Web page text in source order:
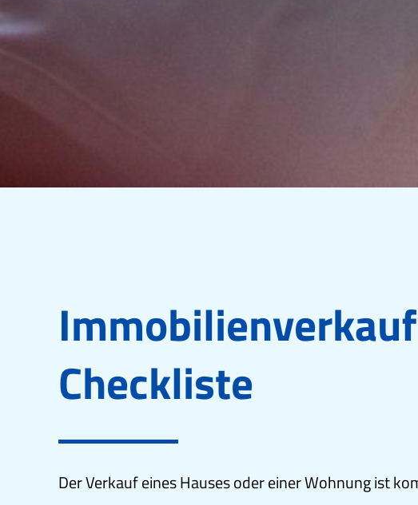
Checkliste
Der Verkauf eines Hauses oder einer Wohnung ist